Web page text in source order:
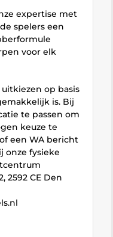
expertise met
spelers een
voor elk
op basis
is. Bij
te passen om
keuze te
een WA bericht
onze fysieke
2592 CE Den